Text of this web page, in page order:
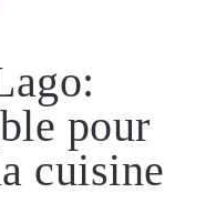
pour
cuisine